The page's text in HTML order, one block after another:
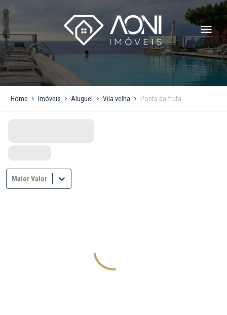
Home Imóveis Aluguel Vila velha Ponta da fruta
Maior Valor